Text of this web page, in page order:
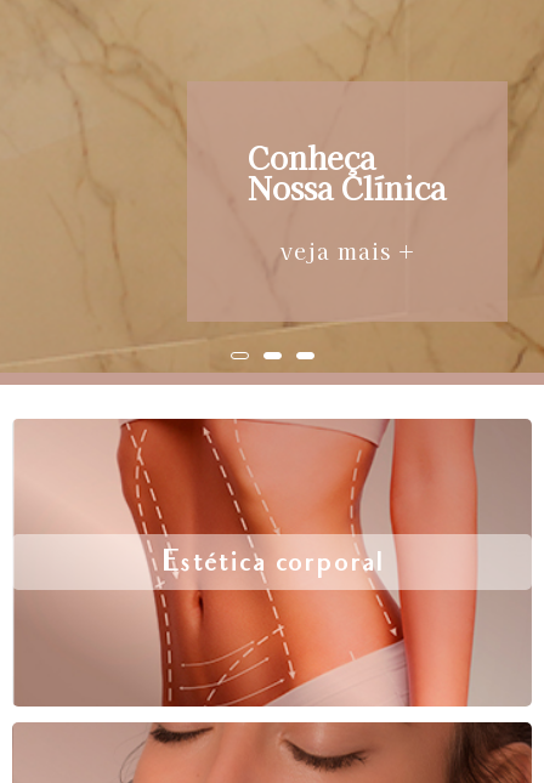
Conheça
Nossa Clínica
veja mais +
Estética corporal